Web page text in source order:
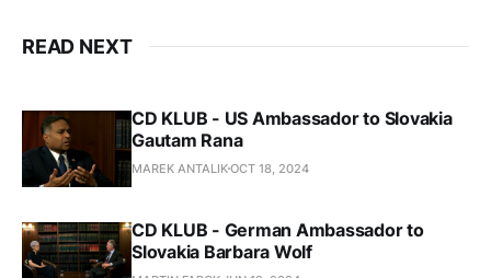
READ NEXT
CD KLUB - US Ambassador to Slovakia
Gautam Rana
MAREK ANTALIKOCT 18, 2024
CD KLUB - German Ambassador to
Slovakia Barbara Wolf